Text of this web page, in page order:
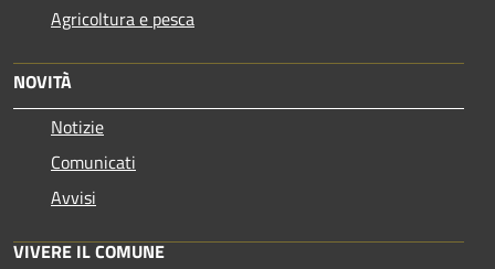
Agricoltura e pesca
NOVITÀ
Notizie
Comunicati
Avvisi
VIVERE IL COMUNE